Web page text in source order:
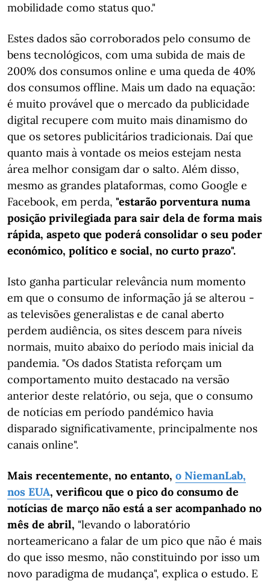
mobilidade como status quo."
Estes dados são corroborados pelo consumo de
bens tecnológicos, com uma subida de mais de
200% dos consumos online e uma queda de 40%
dos consumos offline. Mais um dado na equação:
é muito provável que o mercado da publicidade
digital recupere com muito mais dinamismo do
que os setores publicitários tradicionais. Daí que
quanto mais à vontade os meios estejam nesta
área melhor consigam dar o salto. Além disso,
mesmo as grandes plataformas, como Google e
Facebook, em perda, "estarão porventura numa
posição privilegiada para sair dela de forma mais
rápida, aspeto que poderá consolidar o seu poder
económico, político e social, no curto prazo".
Isto ganha particular relevância num momento
em que o consumo de informação já se alterou -
as televisões generalistas e de canal aberto
perdem audiência, os sites descem para níveis
normais, muito abaixo do período mais inicial da
pandemia. "Os dados Statista reforçam um
comportamento muito destacado na versão
anterior deste relatório, ou seja, que o consumo
de notícias em período pandémico havia
disparado significativamente, principalmente nos
canais online".
Mais recentemente, no entanto, o NiemanLab,
nos EUA, verificou que o pico do consumo de
notícias de março não está a ser acompanhado no
mês de abril, "levando o laboratório
norteamericano a falar de um pico que não é mais
do que isso mesmo, não constituindo por isso um
novo paradigma de mudança", explica o estudo. E